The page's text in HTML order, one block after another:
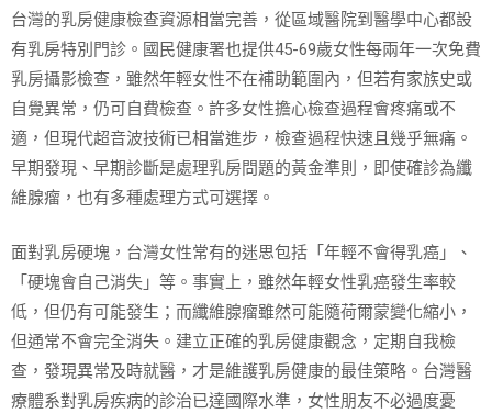
台灣的乳房健康檢查資源相當完善，從區域醫院到醫學中心都設
有乳房特別門診。國民健康署也提供45-69歲女性每兩年一次免費
乳房攝影檢查，雖然年輕女性不在補助範圍內，但若有家族史或
自覺異常，仍可自費檢查。許多女性擔心檢查過程會疼痛或不
適，但現代超音波技術已相當進步，檢查過程快速且幾乎無痛。
早期發現、早期診斷是處理乳房問題的黃金準則，即使確診為纖
維腺瘤，也有多種處理方式可選擇。
面對乳房硬塊，台灣女性常有的迷思包括「年輕不會得乳癌」、
「硬塊會自己消失」等。事實上，雖然年輕女性乳癌發生率較
低，但仍有可能發生；而纖維腺瘤雖然可能隨荷爾蒙變化縮小，
但通常不會完全消失。建立正確的乳房健康觀念，定期自我檢
查，發現異常及時就醫，才是維護乳房健康的最佳策略。台灣醫
療體系對乳房疾病的診治已達國際水準，女性朋友不必過度憂